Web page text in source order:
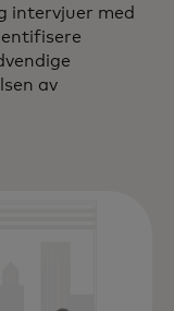
intervjuer med
av